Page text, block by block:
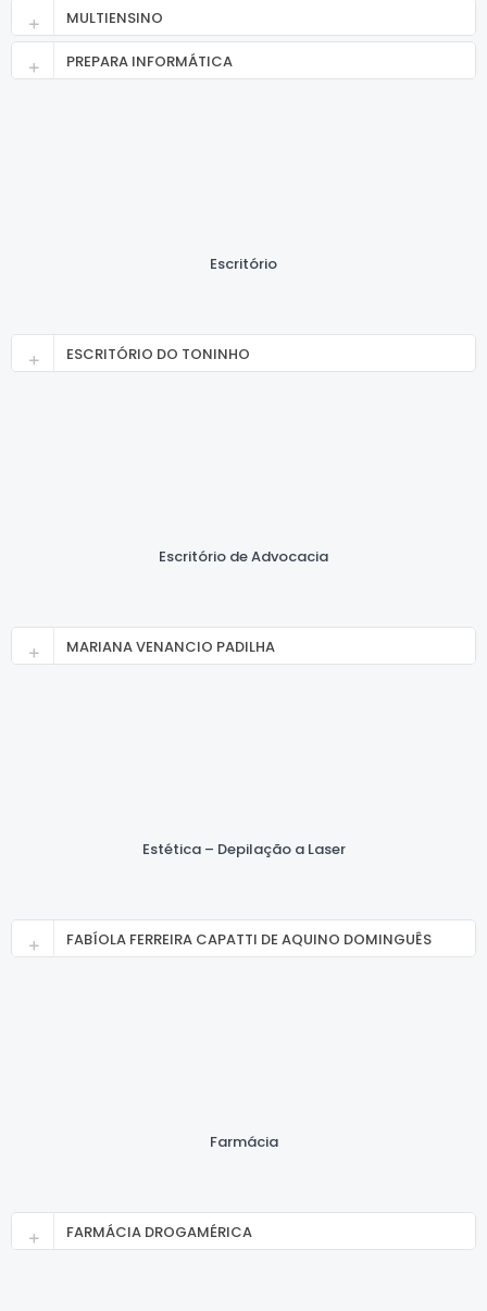
MULTIENSINO
PREPARA INFORMÁTICA
Escritório
ESCRITÓRIO DO TONINHO
Escritório de Advocacia
MARIANA VENANCIO PADILHA
Estética – Depilação a Laser
FABÍOLA FERREIRA CAPATTI DE AQUINO DOMINGUÊS
Farmácia
FARMÁCIA DROGAMÉRICA